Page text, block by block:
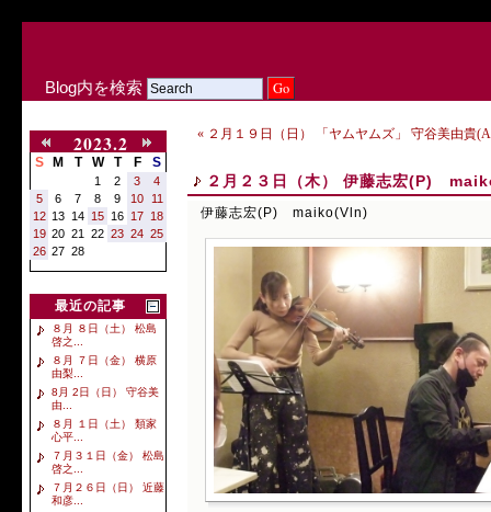
Blog内を検索
2023.2
S M T W T F S
1 2 3
4
5
6 7 8 9 10
11
12 13 14 15 16 17 18
19 20 21 22 23 24 25
26 27 28
最近の記事
８月 ８日（土） 松島
啓之...
８月 ７日（金） 横原
由梨...
8月 2日（日） 守谷美
由...
８月 １日（土） 類家
心平...
７月３１日（金） 松島
啓之...
７月２６日（日） 近藤
和彦...
« ２月１９日（日） 「ヤムヤムズ」 守谷美由
２月２３日（木） 伊藤志宏(P)
伊藤志宏(P) maiko(Vln)